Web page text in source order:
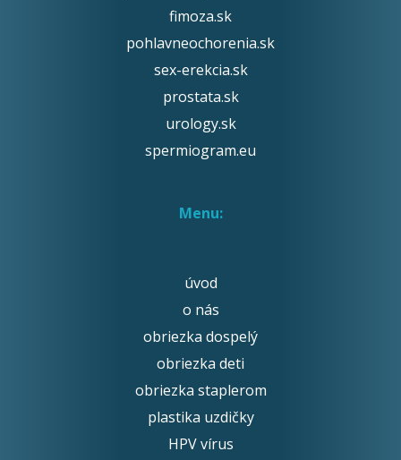
fimoza.sk
pohlavneochorenia.sk
sex-erekcia.sk
prostata.sk
urology.sk
spermiogram.eu
Menu:
úvod
o nás
obriezka dospelý
obriezka deti
obriezka staplerom
plastika uzdičky
HPV vírus